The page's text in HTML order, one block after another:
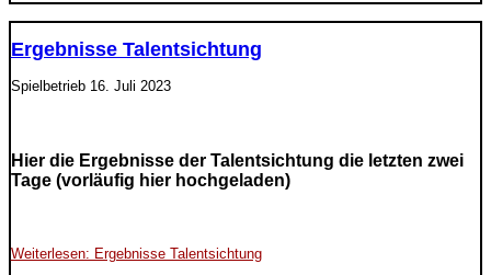
Ergebnisse Talentsichtung
Spielbetrieb 16. Juli 2023
Hier die Ergebnisse der Talentsichtung die letzten zwei
Tage (vorläufig hier hochgeladen)
Weiterlesen: Ergebnisse Talentsichtung